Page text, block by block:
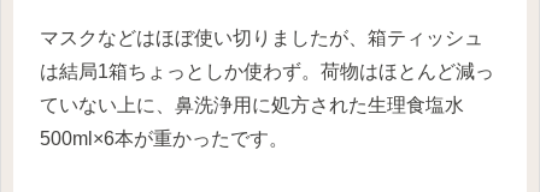
マスクなどはほぼ使い切りましたが、箱ティッシュ
は結局1箱ちょっとしか使わず。荷物はほとんど減っ
ていない上に、鼻洗浄用に処方された生理食塩水
500ml×6本が重かったです。